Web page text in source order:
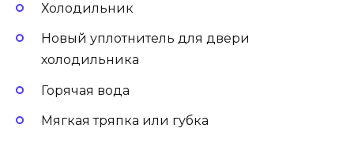
Холодильник
Новый уплотнитель для двери
холодильника
Горячая вода
Мягкая тряпка или губка